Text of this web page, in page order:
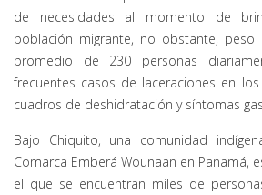
de necesidades al momento de
población migrante, no obstante,
promedio de 230 personas
frecuentes casos de laceraciones en
cuadros de deshidratación y síntomas
Bajo Chiquito, una comunidad
Comarca Emberá Wounaan en Panamá,
el que se encuentran miles de